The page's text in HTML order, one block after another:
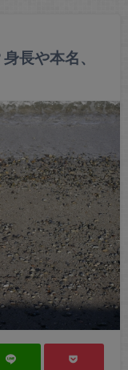
長や本名、